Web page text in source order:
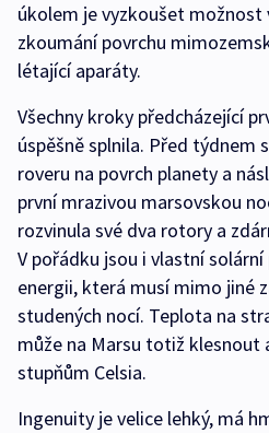
úkolem je vyzkoušet možnost
zkoumání povrchu
létající aparáty.
Všechny kroky předcházející
úspěšně splnila. Před týdnem
roveru na povrch planety a
první mrazivou marsovskou
rozvinula své dva rotory a
V pořádku jsou i vlastní
energii, která musí mimo jiné
studených nocí. Teplota na
může na Marsu totiž klesnout
stupňům Celsia.
Ingenuity je velice lehký, má